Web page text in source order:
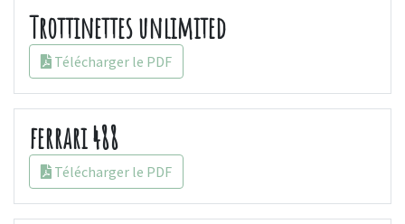
Trottinettes unlimited
Télécharger le PDF
ferrari 488
Télécharger le PDF